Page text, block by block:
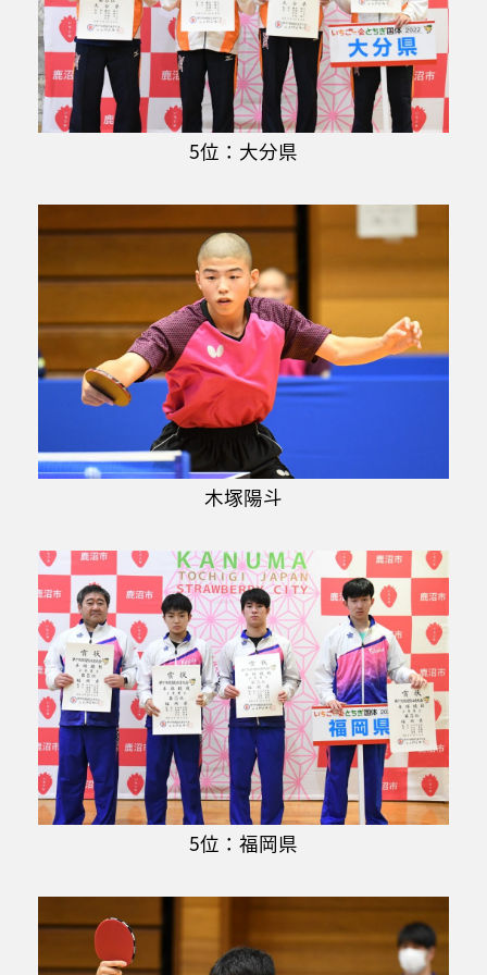
5位：大分県
木塚陽斗
5位：福岡県